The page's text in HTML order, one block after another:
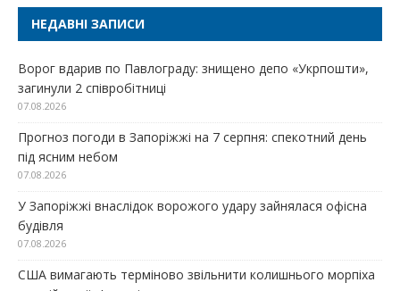
НЕДАВНІ ЗАПИСИ
Ворог вдарив по Павлограду: знищено депо «Укрпошти»,
загинули 2 співробітниці
07.08.2026
Прогноз погоди в Запоріжжі на 7 серпня: спекотний день
під ясним небом
07.08.2026
У Запоріжжі внаслідок ворожого удару зайнялася офісна
будівля
07.08.2026
США вимагають терміново звільнити колишнього морпіха